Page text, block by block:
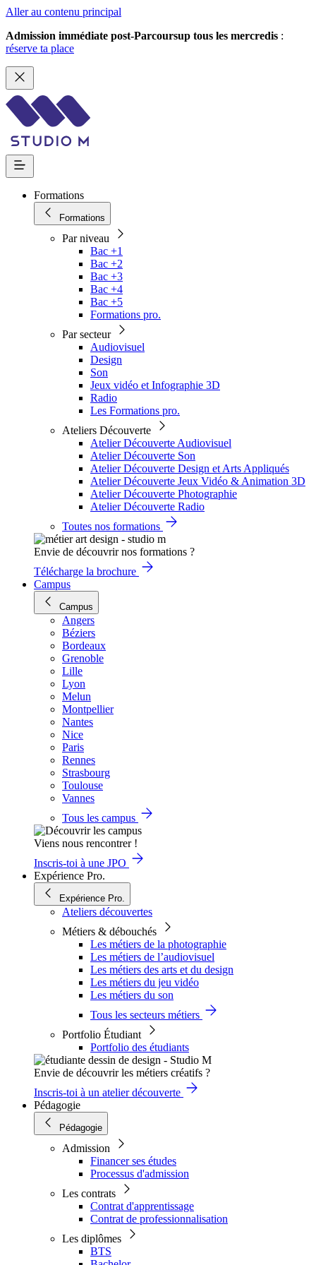
Aller au contenu principal
Admission immédiate post-Parcoursup tous les mercredis :
réserve ta place
Formations
Formations
Par niveau
Bac +1
Bac +2
Bac +3
Bac +4
Bac +5
Formations pro.
Par secteur
Audiovisuel
Design
Son
Jeux vidéo et Infographie 3D
Radio
Les Formations pro.
Ateliers Découverte
Atelier Découverte Audiovisuel
Atelier Découverte Son
Atelier Découverte Design et Arts Appliqués
Atelier Découverte Jeux Vidéo & Animation 3D
Atelier Découverte Photographie
Atelier Découverte Radio
Toutes nos formations
Envie de découvrir nos formations ?
Télécharge la brochure
Campus
Campus
Angers
Béziers
Bordeaux
Grenoble
Lille
Lyon
Melun
Montpellier
Nantes
Nice
Paris
Rennes
Strasbourg
Toulouse
Vannes
Tous les campus
Viens nous rencontrer !
Inscris-toi à une JPO
Expérience Pro.
Expérience Pro.
Ateliers découvertes
Métiers & débouchés
Les métiers de la photographie
Les métiers de l’audiovisuel
Les métiers des arts et du design
Les métiers du jeu vidéo
Les métiers du son
Tous les secteurs métiers
Portfolio Étudiant
Portfolio des étudiants
Envie de découvrir les métiers créatifs ?
Inscris-toi à un atelier découverte
Pédagogie
Pédagogie
Admission
Financer ses études
Processus d'admission
Les contrats
Contrat d'apprentissage
Contrat de professionnalisation
Les diplômes
BTS